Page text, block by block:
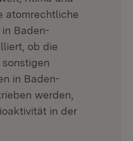
atomrechtliche
Baden-
ob die
in Baden-
werden,
in der